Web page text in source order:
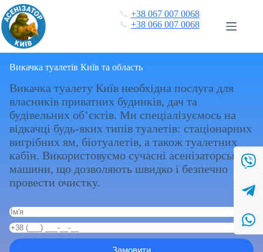
Перейти
до
вмісту
📞 +38 067 007 0068
📞 +38 066 007 0068
Викачка туалетів Київ та область
Викачка туалету Київ необхідна послуга для
власників приватних будинків, дач та
будівельних об’єктів. Ми спеціалізуємось на
відкачці будь-яких типів туалетів: стаціонарних
вигрібних ям, біотуалетів, а також туалетних
кабін. Використовуємо сучасні асенізаторські
машини, що дозволяють швидко і безпечно
провести очистку.